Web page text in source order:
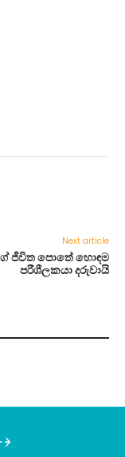
Next article
ජීවිත පොතේ හොඳම
පරීශීලකයා දරුවායි